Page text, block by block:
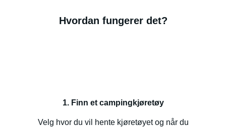
Hvordan fungerer det?
1. Finn et campingkjøretøy
Velg hvor du vil hente kjøretøyet og når du